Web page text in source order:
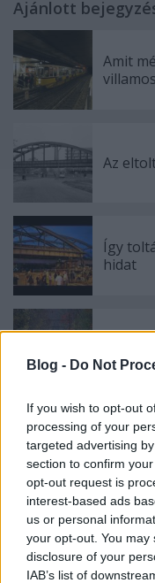
Blog - Do Not
If you wish to opt-out
processing of your
targeted advertising
section to confirm
opt-out request is
interest-based ads
us or personal
your opt-out. You
disclosure of your
IAB’s list of
Ajánlott
Amit
Az
Így
hidat
Öreg
Szólj hozzá!
A hozzászóláshoz